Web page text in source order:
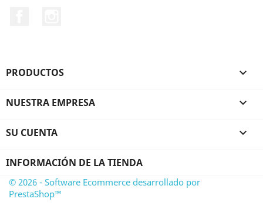
PRODUCTOS 
NUESTRA EMPRESA 
SU CUENTA 
INFORMACIÓN DE LA TIENDA
© 2026 - Software Ecommerce desarrollado por
PrestaShop™